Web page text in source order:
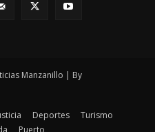
Manzanillo | By
Deportes
Turismo